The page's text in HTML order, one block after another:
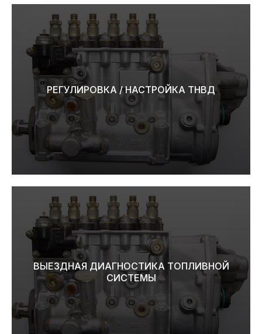
РЕГУЛИРОВКА / НАСТРОЙКА ТНВД
ВЫЕЗДНАЯ ДИАГНОСТИКА ТОПЛИВНОЙ
СИСТЕМЫ